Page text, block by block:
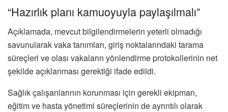
“Hazırlık planı kamuoyuyla paylaşılmalı”
Açıklamada, mevcut bilgilendirmelerin yeterli olmadığı
savunularak vaka tanımları, giriş noktalarındaki tarama
süreçleri ve olası vakaların yönlendirme protokollerinin net
şekilde açıklanması gerektiği ifade edildi.
Sağlık çalışanlarının korunması için gerekli ekipman,
eğitim ve hasta yönetimi süreçlerinin de ayrıntılı olarak